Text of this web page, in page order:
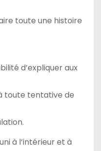
toute une histoire
d’expliquer aux
toute tentative de
à l’intérieur et à